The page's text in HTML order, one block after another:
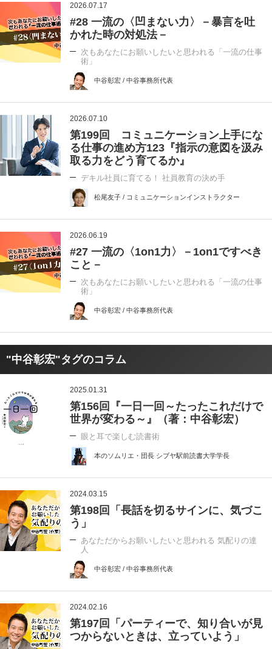
2026.07.17
#28 一流の〈凹まない力〉－暴言を吐
かれた時の対処法－
次もあなたにお願いしたいと思われる「一流の仕事
術」
中谷彰宏 / 中谷事務所代表
2026.07.10
第199回 コミュニケーション上手にな
る仕事の進め方123『指示の意図を汲み
取る力をどう育てるか』
デキル社員に育てる！ 社員教育の決め手
松尾友子 / コミュニケーションインストラクター
2026.06.19
#27 一流の〈1on1力〉－1on1ですべき
こと－
次もあなたにお願いしたいと思われる「一流の仕事
術」
中谷彰宏 / 中谷事務所代表
"中谷彰宏"タグのコラム
2025.01.31
第156回『一日一回～たったこれだけで
世界が変わる～』（著：中谷彰宏）
眼と耳で楽しむ読書術
本のソムリエ・団長 シブヤ駅前読書大学学長
2024.03.15
第198回「長話を切るサインに、気づこ
う」
あなただからお願いしたいと思われる 気配りの達
人
中谷彰宏 / 中谷事務所代表
2024.02.16
第197回「パーティーで、知り合いが見
つからないときは、立っていよう」